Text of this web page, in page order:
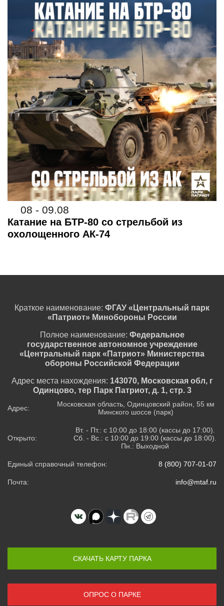
08 - 09.08
Катание на БТР-80 со стрельбой из
охолощенного АК-74
Краткое наименование: ФГАУ «Центральный парк
«Патриот» Минобороны России
Полное наименование: Федеральное
государственное автономное учреждение
«Центральный парк «Патриот» Министерства
обороны Российской Федерации
Адрес места нахождения: 143070, Московская обл, г
Одинцово, тер Парк Патриот, д. 1, стр. 3
Адрес:
Московская область, Одинцовский район, 55 км
Минского шоссе (парк)
Открыто:
Вт. - Пт.: с 10:00 до 18:00 (кассы до 17:00).
Сб. - Вс.: с 10:00 до 19:00 (кассы до 18:00).
Пн.: Выходной
Единый справочный телефон: 8 (800) 707-01-07
Почта: info@mtaf.ru
СКАЧАТЬ КАРТУ ПАРКА
ОПРОС О ПАРКЕ